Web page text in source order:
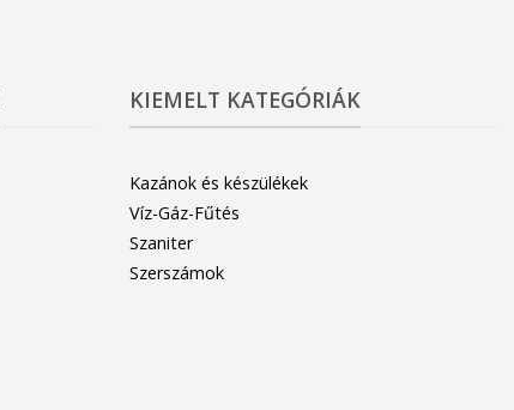
KIEMELT KATEGÓRIÁK
Kazánok és készülékek
Víz-Gáz-Fűtés
Szaniter
Szerszámok